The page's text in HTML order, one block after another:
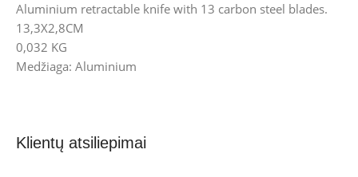
Aluminium retractable knife with 13 carbon steel blades.
13,3X2,8CM
0,032 KG
Medžiaga: Aluminium
Klientų atsiliepimai